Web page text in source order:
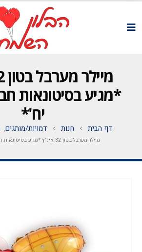
יח'*
דף הבית חנות דמויות/מותגים,
מיילר מערבל בטון 32 אינ"ץ *מגיע בסיטונאות חבילה של 5 יח'*